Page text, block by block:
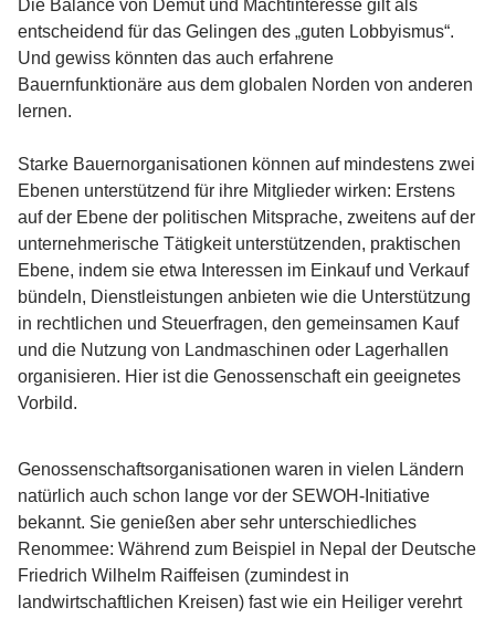
Die Balance von Demut und Machtinteresse gilt als
entscheidend für das Gelingen des „guten Lobbyismus“.
Und gewiss könnten das auch erfahrene
Bauernfunktionäre aus dem globalen Norden von anderen
lernen.
Starke Bauernorganisationen können auf mindestens zwei
Ebenen unterstützend für ihre Mitglieder wirken: Erstens
auf der Ebene der politischen Mitsprache, zweitens auf der
unternehmerische Tätigkeit unterstützenden, praktischen
Ebene, indem sie etwa Interessen im Einkauf und Verkauf
bündeln, Dienstleistungen anbieten wie die Unterstützung
in rechtlichen und Steuerfragen, den gemeinsamen Kauf
und die Nutzung von Landmaschinen oder Lagerhallen
organisieren. Hier ist die Genossenschaft ein geeignetes
Vorbild.
Genossenschaftsorganisationen waren in vielen Ländern
natürlich auch schon lange vor der SEWOH-Initiative
bekannt. Sie genießen aber sehr unterschiedliches
Renommee: Während zum Beispiel in Nepal der Deutsche
Friedrich Wilhelm Raiffeisen (zumindest in
landwirtschaftlichen Kreisen) fast wie ein Heiliger verehrt